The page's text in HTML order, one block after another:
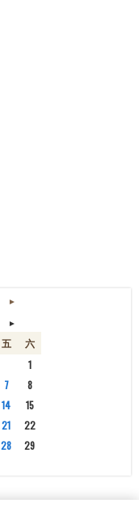
►
►
五
六
1
7
8
14
15
21
22
28
29